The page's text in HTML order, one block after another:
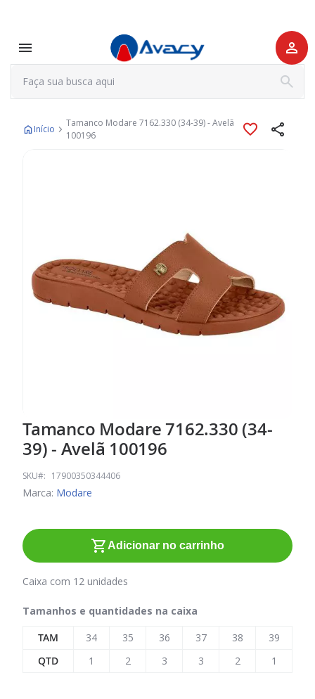
Início
Tamanco Modare 7162.330 (34-39) - Avelã
100196
imagens
Saltar
para
o
início
da
imagens
Tamanco Modare 7162.330 (34-
39) - Avelã 100196
SKU 17900350344406
Marca: Modare
Adicionar no carrinho
Caixa com 12 unidades
Tamanhos e quantidades na caixa
TAM
34 35 36 37 38
39
QTD
1 2 3 3 2 1